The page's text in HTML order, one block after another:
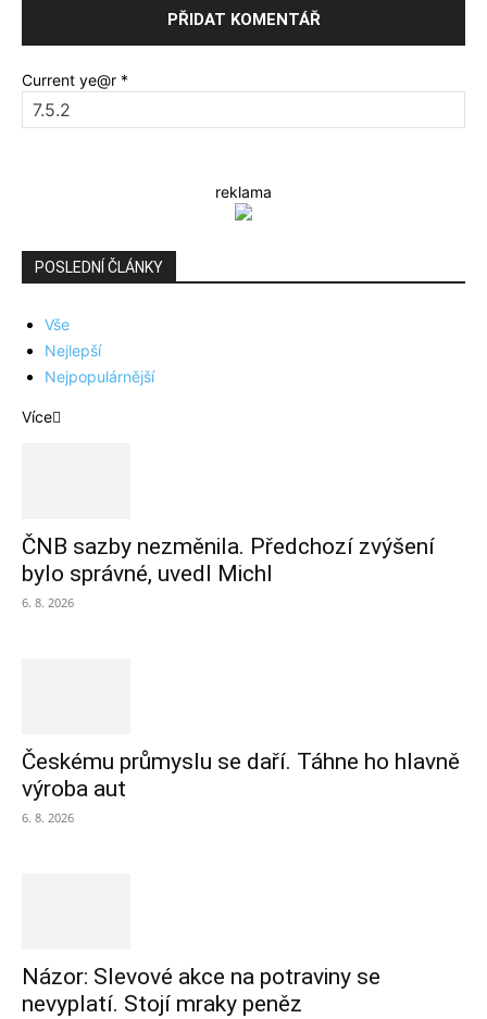
Current ye@r *
reklama
POSLEDNÍ ČLÁNKY
Vše
Nejlepší
Nejpopulárnější
Více
ČNB sazby nezměnila. Předchozí zvýšení
bylo správné, uvedl Michl
6. 8. 2026
Českému průmyslu se daří. Táhne ho hlavně
výroba aut
6. 8. 2026
Názor: Slevové akce na potraviny se
nevyplatí. Stojí mraky peněz